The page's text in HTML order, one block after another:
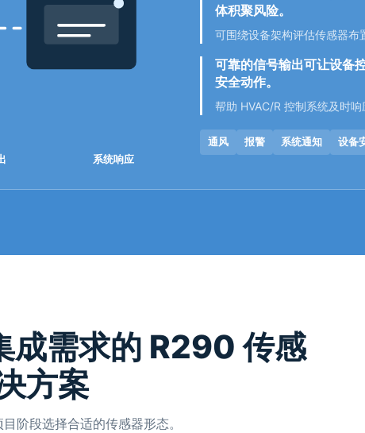
系统响应
体积聚风险。
可围绕设备架构评估传感器布
可靠的信号输出可让设备
安全动作。
帮助 HVAC/R 控制系统及时响
通风 报警 系统通知 设备
成需求的 R290 传感
方案
阶段选择合适的传感器形态。